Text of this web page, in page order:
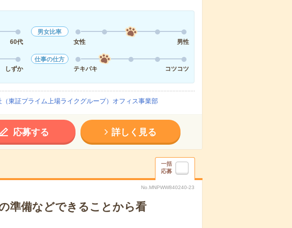
60代
男女比率
女性
男性
しずか
仕事の仕方
テキパキ
コツコツ
東証プライム上場ライクグループ）オフィス事業部
応募する 詳しく見る
一括
応募
No.MNPWW840240-23
準備などできることから看